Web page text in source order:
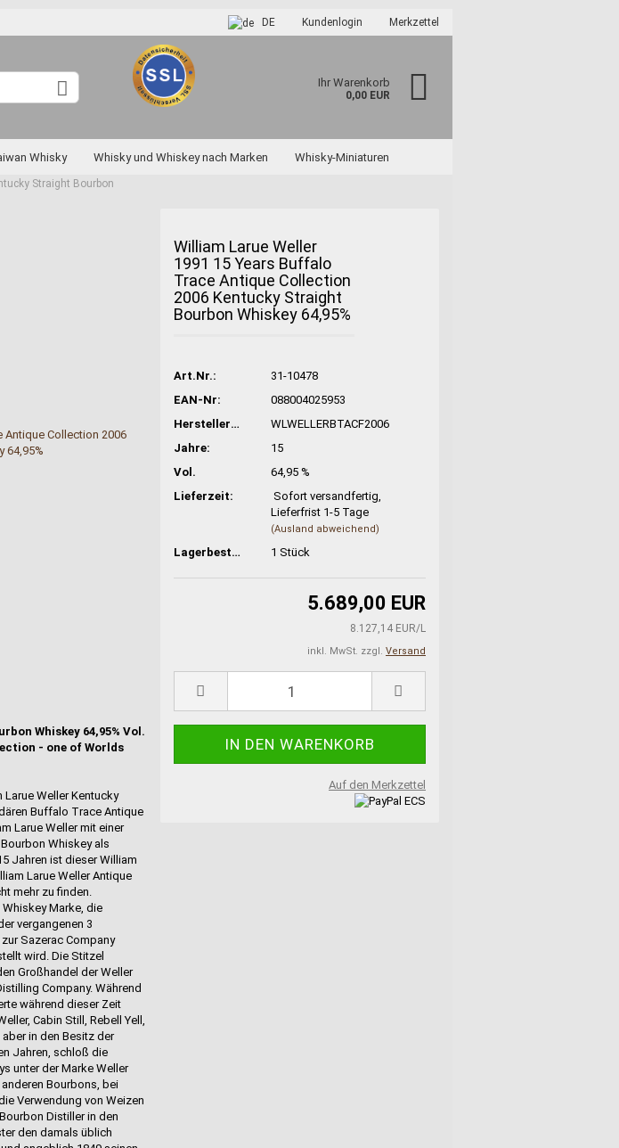
DE
Sprache auswählen
Kundenlogin
Konto erstellen
Passwort vergessen?
Merkzettel
Ihr Warenkorb
0,00 EUR
Whisky Whisky und Whiskey nach Marken Whisky-Miniaturen
Raritäten
Straight Bourbon
William Larue Weller
1991 15 Years Buffalo
Trace Antique Collection
2006 Kentucky Straight
Bourbon Whiskey 64,95%
Art.Nr.:
31-10478
EAN-Nr:
088004025953
Hersteller-Nr:
WLWELLERBTACF2006
Jahre:
15
Vol.
64,95 %
Lieferzeit:
Sofort versandfertig,
Lieferfrist 1-5 Tage
(Ausland abweichend)
Lagerbestand: 1Stück
5.689,00 EUR
8.127,14 EUR/L
inkl. MwSt. zzgl. Versand
Auf den Merkzettel
Whiskey 64,95% Vol.
- one of Worlds
Weller Kentucky
Buffalo Trace Antique
Larue Weller mit einer
Whiskey als
Jahren ist dieser William
Larue Weller Antique
mehr zu finden.
Marke, die
vergangenen 3
Sazerac Company
wird. Die Stitzel
Großhandel der Weller
Company. Während
während dieser Zeit
Cabin Still, Rebell Yell,
in den Besitz der
Jahren, schloß die
unter der Marke Weller
Bourbons, bei
Verwendung von Weizen
Distiller in den
den damals üblich